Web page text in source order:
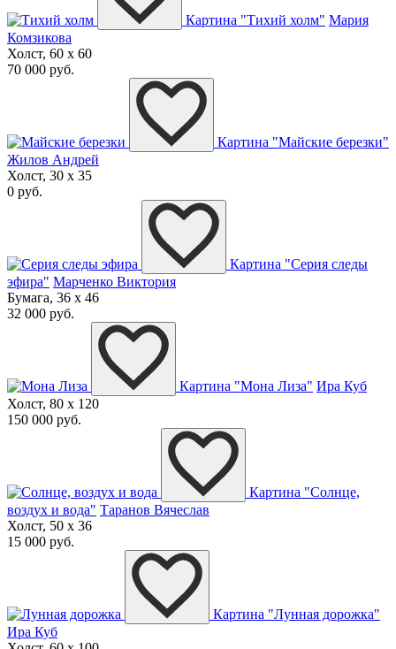
Картина "Тихий холм" Мария
Комзикова
Холст, 60 x 60
70 000 руб.
Картина "Майские березки"
Жилов Андрей
Холст, 30 x 35
0 руб.
Картина "Серия следы
эфира" Марченко Виктория
Бумага, 36 x 46
32 000 руб.
Картина "Мона Лиза" Ира Куб
Холст, 80 x 120
150 000 руб.
Картина "Солнце,
воздух и вода" Таранов Вячеслав
Холст, 50 x 36
15 000 руб.
Картина "Лунная дорожка"
Ира Куб